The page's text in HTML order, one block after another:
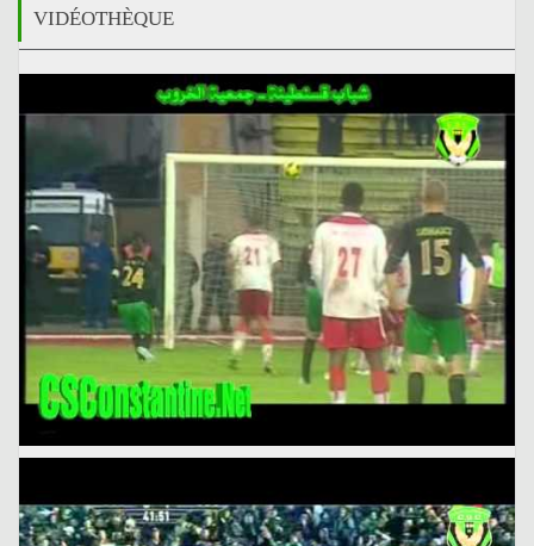
VIDÉOTHÈQUE